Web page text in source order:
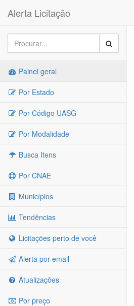
Alerta Licitação
Painel geral
Por Estado
Por Código UASG
Por Modalidade
Busca Itens
Por CNAE
Municípios
Tendências
Licitações perto de você
Alerta por email
Atualizações
Por preço